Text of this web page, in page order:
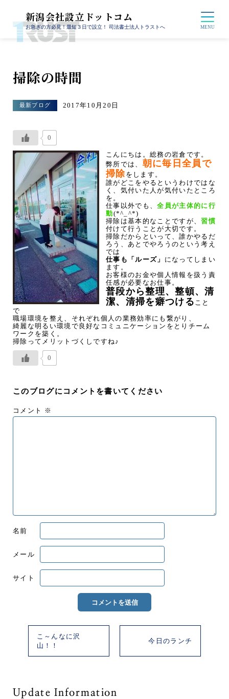
新潟会社設立ドットコム
お急ぎの方必見！最短３日で設立！ 司法書士法人トラストへ
掃除の時間
最新ブログ 2017年10月20日
0
こんにちは。総務の岩倉です。
弊所では、 朝に毎日全員で
掃除をします。
誰がどこをやるというわけではな
く、気付いた人が気付いたところ
を。
仕事以外でも、全員が主体的に行
動(*^_^*)
掃除は基本的なことですが、習慣
付けて行うことが大切です。
掃除だからといって、誰かやるだ
ろう、あとでやろうのという考え
では
仕事も「ルーズ」 になってしまい
ます。
お客様のお金や個人情報を扱う責
任感が必要なお仕事。
普段から整理、整頓、清
潔、清掃を癖つける こと
で
職場環境を整え、それぞれ個人の業務効率にも繋がり、
綺麗な明るい環境で良好なコミュニケーションをとりチーム
ワークを築く。
掃除ってメリットづくしですね♪
0
このブログにコメントを書いてください
コメント ※
名前
メール
サイト
こ～んなに沢
山！！
今日のランチ
Update Information